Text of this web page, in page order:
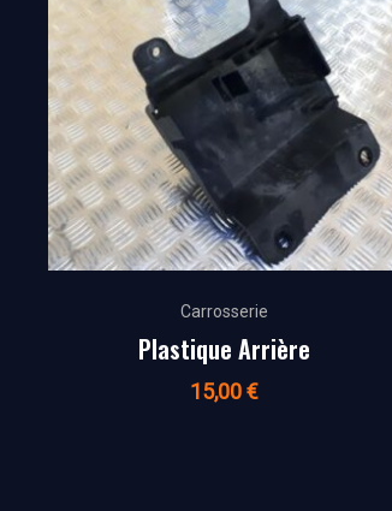
Carrosserie
Plastique Arrière
15,00€